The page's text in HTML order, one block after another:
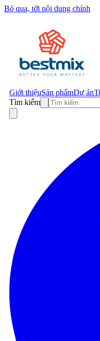
Bỏ qua, tới nội dung chính
Giới thiệuSản phẩmDự án
Tìm kiếm